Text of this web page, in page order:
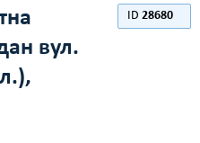
вул.
ID 28680